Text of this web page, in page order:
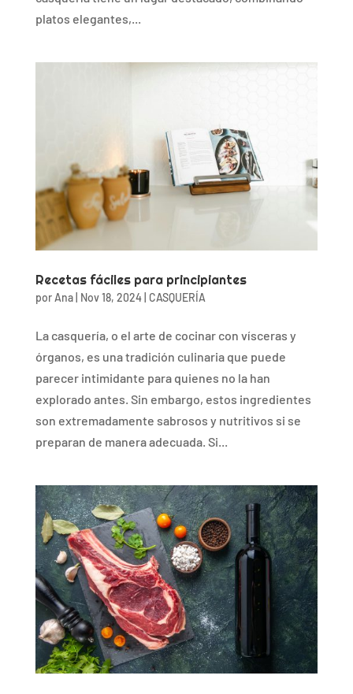
platos elegantes,...
Recetas fáciles para principiantes
porAna| Nov 18, 2024| CASQUERÍA
La casquería, o el arte de cocinar con vísceras y
órganos, es una tradición culinaria que puede
parecer intimidante para quienes no la han
explorado antes. Sin embargo, estos ingredientes
son extremadamente sabrosos y nutritivos si se
preparan de manera adecuada. Si...